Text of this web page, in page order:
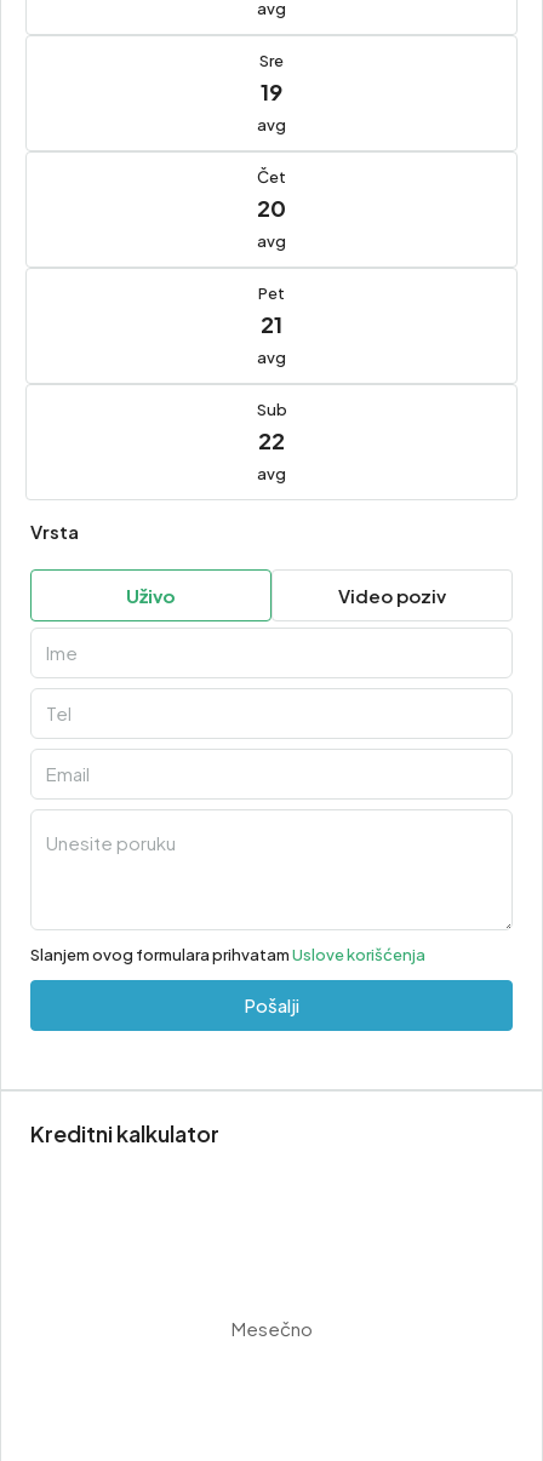
avg
Sre
19
avg
Čet
20
avg
Pet
21
avg
Sub
22
avg
Vrsta
Uživo Video poziv
Slanjem ovog formulara prihvatamUslove korišćenja
Pošalji
Kreditni kalkulator
Mesečno